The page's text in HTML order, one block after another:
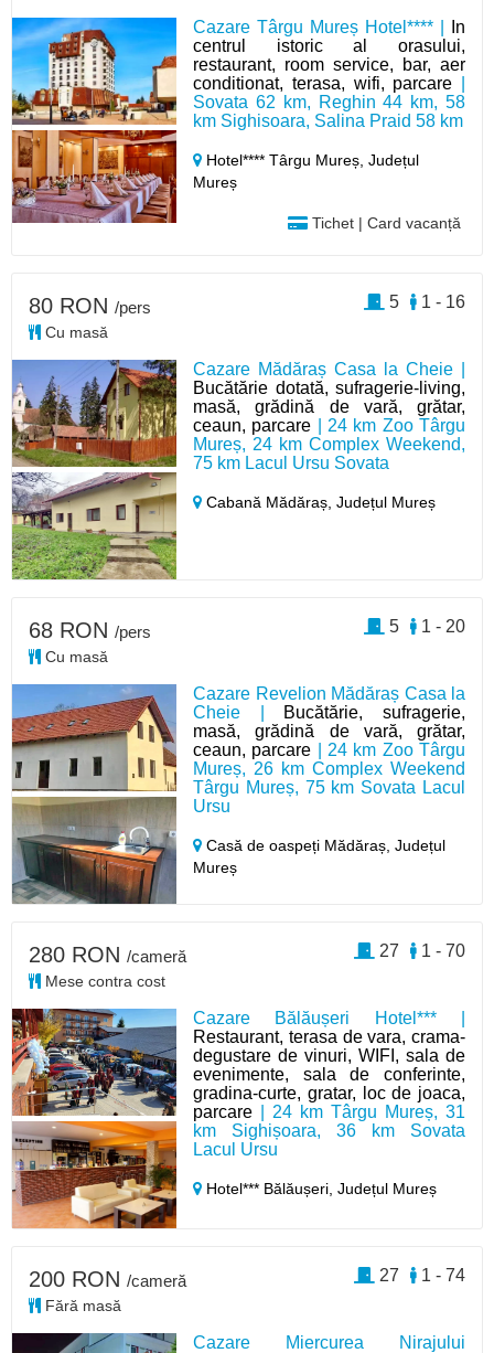
Cazare Târgu Mureș Hotel**** |
In
centrul istoric al orasului,
restaurant, room service, bar, aer
conditionat, terasa, wifi, parcare
Sovata 62 km, Reghin 44 km, 58
km Sighisoara, Salina Praid 58 km
Hotel**** Târgu Mureș,Județul
Mureș
Tichet | Card vacanță
Cazare Mădăraș Casa la Cheie |
Bucătărie dotată, sufragerie-living,
masă, grădină de vară, grătar,
ceaun, parcare | 24 km Zoo Târgu
Mureș, 24 km Complex Weekend,
75 km Lacul Ursu Sovata
Cabană Mădăraș,Județul Mureș
80 RON /pers
Cu masă
1 - 16
5
Cazare Revelion Mădăraș Casa la
Cheie | Bucătărie, sufragerie,
masă, grădină de vară, grătar,
ceaun, parcare | 24 km Zoo Târgu
Mureș, 26 km Complex Weekend
Târgu Mureș, 75 km Sovata Lacul
Ursu
Casă de oaspeți Mădăraș,Județul
Mureș
68 RON /pers
Cu masă
1 - 20
5
Cazare Bălăușeri Hotel*** |
Restaurant, terasa de vara, crama-
degustare de vinuri, WIFI, sala de
evenimente, sala de conferinte,
gradina-curte, gratar, loc de joaca,
parcare | 24 km Târgu Mureș, 31
km Sighișoara, 36 km Sovata
Lacul Ursu
Hotel*** Bălăușeri,Județul Mureș
280 RON /cameră
Mese contra cost
1 - 70
27
Cazare Miercurea Nirajului
200 RON /cameră
Fără masă
1 - 74
27